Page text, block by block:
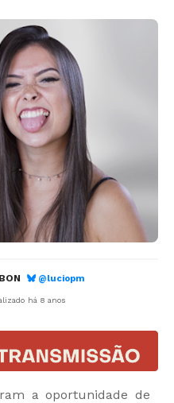
@luciopm
há 8 anos
a oportunidade de